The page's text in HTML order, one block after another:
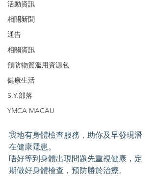
活動資訊
相關新聞
通告
相關資訊
預防物質濫用資源包
健康生活
S.Y.部落
YMCA MACAU
我地有身體檢查服務，助你及早發現潛
在健康隱患。
唔好等到身體出現問題先重視健康，定
期做好身體檢查，預防勝於治療。